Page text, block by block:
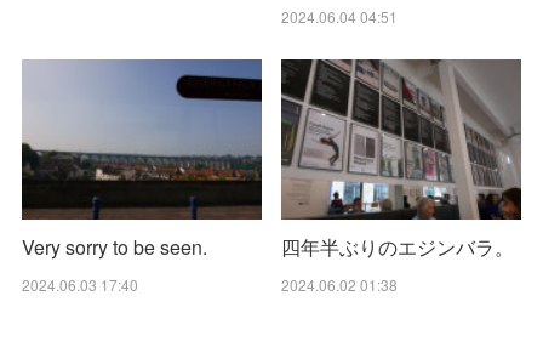
2024.06.04 04:51
Very sorry to be seen.
2024.06.03 17:40
四年半ぶりのエジンバラ。
2024.06.02 01:38